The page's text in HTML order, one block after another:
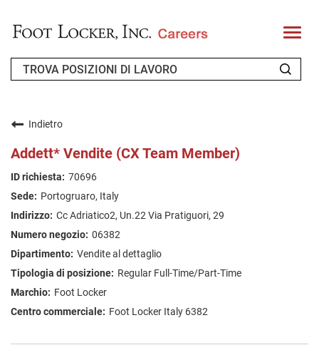
T
o
l
FAQ
CERCA LAVORO
Indietro
Addett* Vendite (CX Team Member)
70696
Portogruaro, Italy
Cc Adriatico2, Un.22 Via Pratiguori, 29
06382
Vendite al dettaglio
Regular Full-Time/Part-Time
Foot Locker
Foot Locker Italy 6382